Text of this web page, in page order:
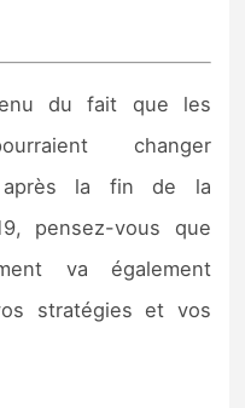
du fait que les
changer
après la fin de la
pensez-vous que
va également
stratégies et vos